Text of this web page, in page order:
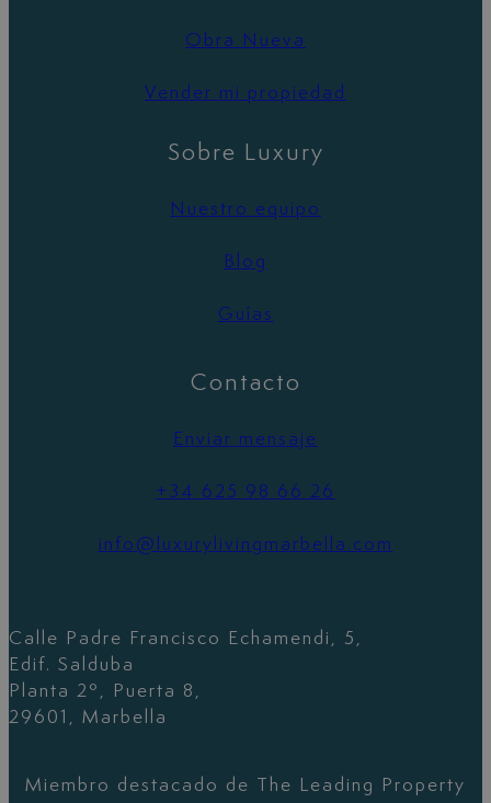
Obra Nueva
Vender mi propiedad
Sobre Luxury
Nuestro equipo
Blog
Guías
Contacto
Enviar mensaje
+34 625 98 66 26
info@luxurylivingmarbella.com
Calle Padre Francisco Echamendi, 5,
Edif. Salduba
Planta 2º, Puerta 8,
29601, Marbella
Miembro destacado de The Leading Property